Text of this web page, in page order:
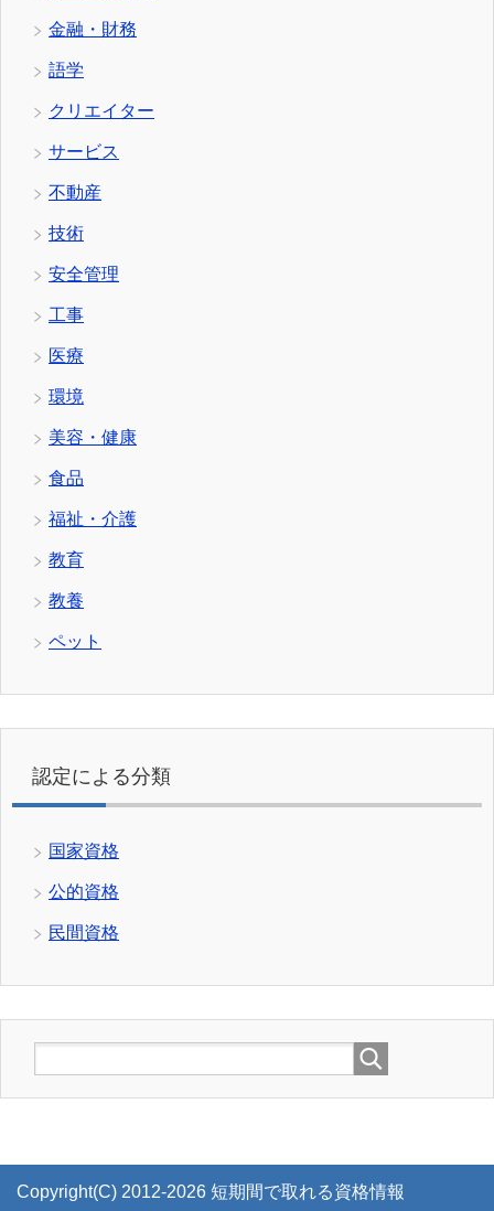
金融・財務
語学
クリエイター
サービス
不動産
技術
安全管理
工事
医療
環境
美容・健康
食品
福祉・介護
教育
教養
ペット
認定による分類
国家資格
公的資格
民間資格
Copyright(C) 2012-2026 短期間で取れる資格情報